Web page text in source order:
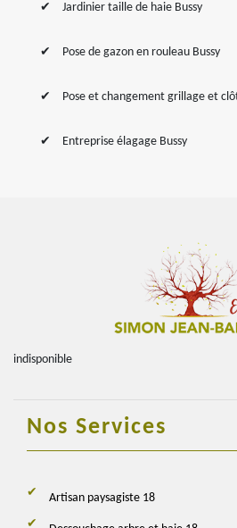
Jardinier taille de haie Bussy
Pose de gazon en rouleau Bussy
Pose et changement grillage et
Entreprise élagage Bussy
indisponible
Nos Services
Artisan paysagiste 18